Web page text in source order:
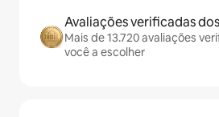
Avaliações verificadas
Mais de 13.720 avaliações
você a escolher